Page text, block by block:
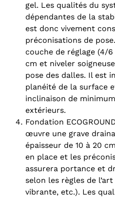
gel. Les qualités du
dépendantes de la
est donc vivement
préconisations de
couche de réglage (4/
cm et niveler
pose des dalles. Il est
planéité de la surface
inclinaison de
extérieurs.
Fondation
œuvre une grave
épaisseur de 10 à 20
en place et les
assurera portance et
selon les règles de
vibrante, etc.). Les